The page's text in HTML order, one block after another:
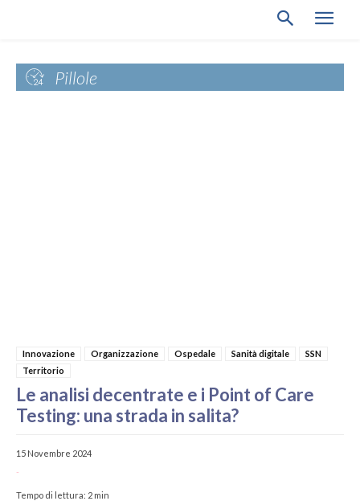
Pillole
Innovazione Organizzazione Ospedale Sanità digitale
SSN
Territorio
Le analisi decentrate e i Point of Care
Testing: una strada in salita?
15 Novembre 2024
-
Tempo di lettura: 2 min